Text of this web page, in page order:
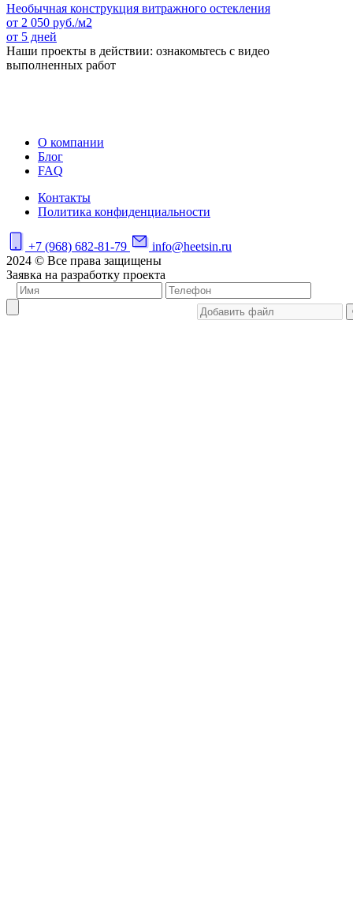
Необычная конструкция витражного остекления
от 2 050 руб./м2
от 5 дней
Наши проекты в действии: ознакомьтесь с видео
выполненных работ
О компании
Блог
FAQ
Контакты
Политика конфиденциальности
+7 (968) 682-81-79
info@heetsin.ru
2024 © Все права защищены
Заявка на разработку проекта